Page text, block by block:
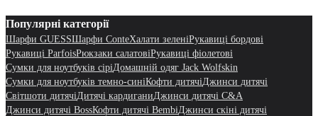
Популярні категорії
Шарфи GUESSШарфи ConteХалати зеленіРукавиці бордові
Рукавиці ParfoisРюкзаки салатовіРукавиці фіолетові
Сумки для ноутбуків сіріДомашній одяг Jack Wolfskin
Сумки для ноутбуків темно-синіКофти дитячіДжинси дитячі
Світшоти дитячіДитячі кардиганиДжинси дитячі C&A
Джинси дитячі BossКофти дитячі BembiДжинси скіні дитячі